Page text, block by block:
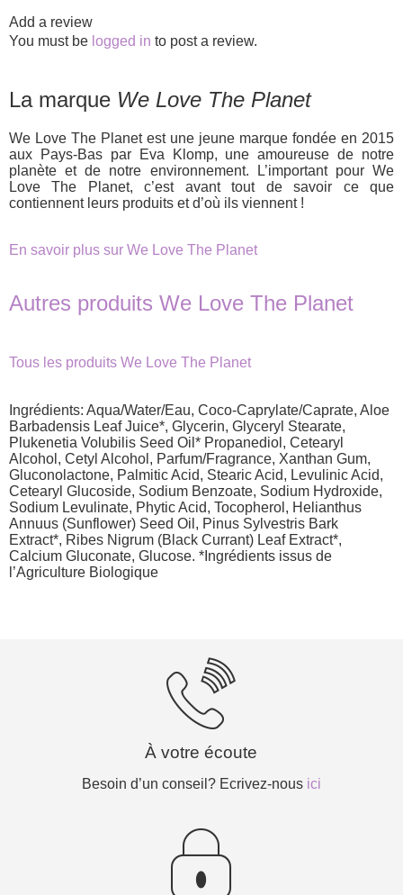
Add a review
You must be logged in to post a review.
La marque We Love The Planet
We Love The Planet est une jeune marque fondée en 2015
aux Pays-Bas par Eva Klomp, une amoureuse de notre
planète et de notre environnement. L’important pour We
Love The Planet, c’est avant tout de savoir ce que
contiennent leurs produits et d’où ils viennent !
En savoir plus sur We Love The Planet
Autres produits We Love The Planet
Tous les produits We Love The Planet
Ingrédients: Aqua/Water/Eau, Coco-Caprylate/Caprate, Aloe
Barbadensis Leaf Juice*, Glycerin, Glyceryl Stearate,
Plukenetia Volubilis Seed Oil* Propanediol, Cetearyl
Alcohol, Cetyl Alcohol, Parfum/Fragrance, Xanthan Gum,
Gluconolactone, Palmitic Acid, Stearic Acid, Levulinic Acid,
Cetearyl Glucoside, Sodium Benzoate, Sodium Hydroxide,
Sodium Levulinate, Phytic Acid, Tocopherol, Helianthus
Annuus (Sunflower) Seed Oil, Pinus Sylvestris Bark
Extract*, Ribes Nigrum (Black Currant) Leaf Extract*,
Calcium Gluconate, Glucose. *Ingrédients issus de
l’Agriculture Biologique
À votre écoute
Besoin d’un conseil? Ecrivez-nous ici